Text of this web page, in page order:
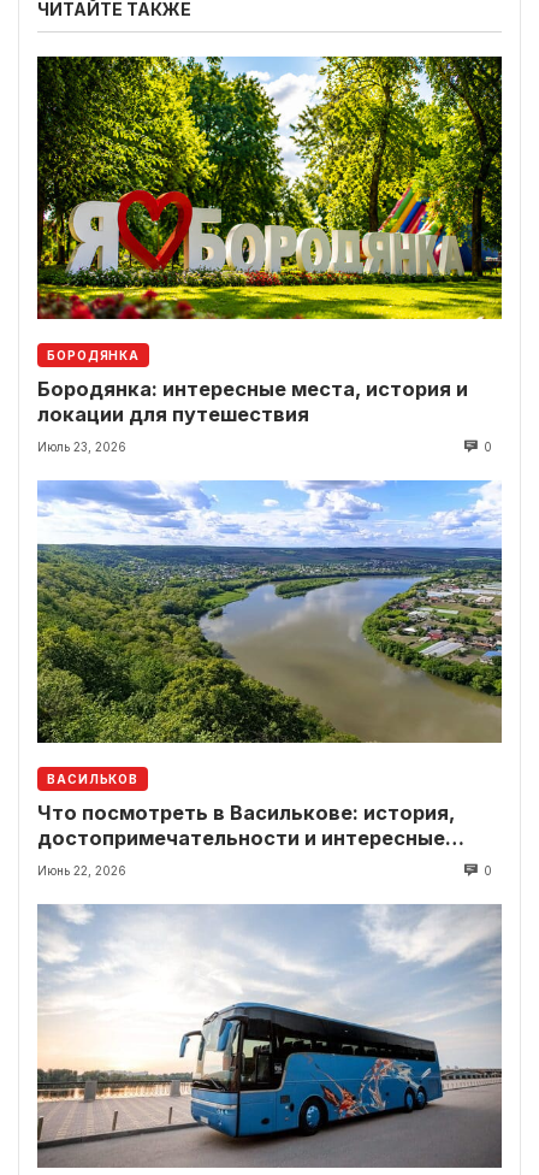
ЧИТАЙТЕ ТАКЖЕ
БОРОДЯНКА
Бородянка: интересные места, история и
локации для путешествия
Июль 23, 2026 0
ВАСИЛЬКОВ
Что посмотреть в Василькове: история,
достопримечательности и интересные
локации рядом
Июнь 22, 2026 0